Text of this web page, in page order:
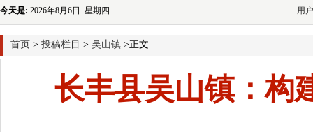
今天是: 2026年8月6日 星期四 用
首页 > 投稿栏目 > 吴山镇 >正文
长丰县吴山镇：构